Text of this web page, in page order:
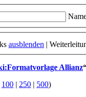
ausblenden |
Allianz
100 | 250 | 500)